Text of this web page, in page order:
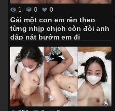
1 0 0
Gái một con em rên theo
từng nhịp chịch còn đòi anh
dập nát bướm em đi